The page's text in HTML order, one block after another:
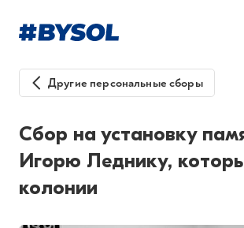
Другие персональные сборы
Сбор на установку
Игорю Леднику,
колонии